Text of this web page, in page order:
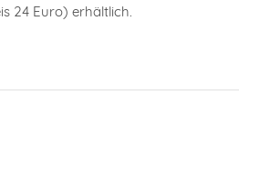
24 Euro) erhältlich.